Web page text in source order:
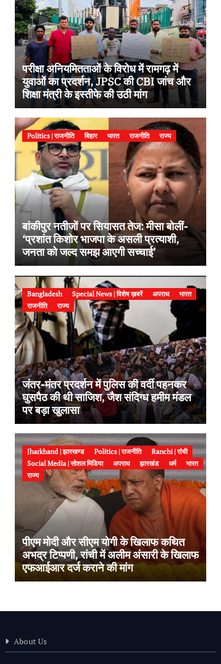
परीक्षा अनियमितताओं के विरोध में रामगढ़ में
युवाओं का प्रदर्शन, JPSC की CBI जांच और
शिक्षा मंत्री के इस्तीफे की उठी मांग
Politics | राजनीति बिहार भारत राजनीति राज्य
बांकीपुर नतीजों पर सियासत तेज: मीसा बोलीं-
‘प्रशांत किशोर भाजपा के असली प्रत्याशी,
जनता को जल्द समझ आएगी सच्चाई’
Bangladesh Special News | विशेष ख़बरें अपराध
भारत
राजनीति
राज्य
जंतर-मंतर प्रदर्शन में पुलिस की वर्दी पहनकर
घुसपैठ की थी साजिश, जैश संदिग्ध हमीम मंडल
पर बड़ा खुलासा
Jharkhand | झारखण्ड Politics | राजनीति
Ranchi | रांची
Social Media | सोशल मिडिया
अपराध झारखंड धर्म
भारत
राज्य
पीएम मोदी और सीएम योगी के खिलाफ कथित
अभद्र टिप्पणी, रांची में अलीम अंसारी के खिलाफ
एफआईआर दर्ज कराने की मांग
About Us